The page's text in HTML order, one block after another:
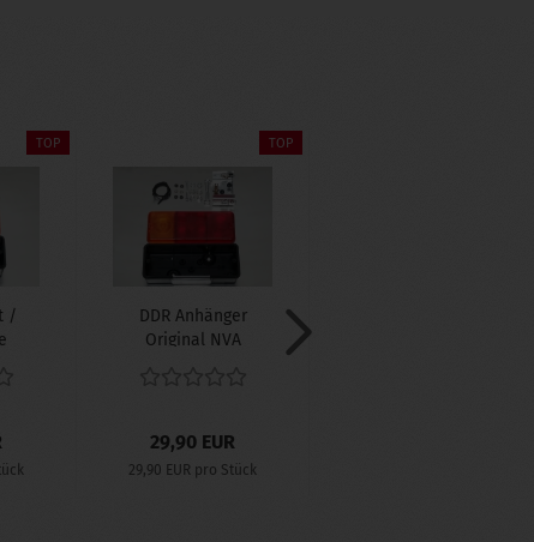
TOP
/
TOP
DDR Anhänger
Original NVA
29,90 EUR
29,90 EUR pro Stück